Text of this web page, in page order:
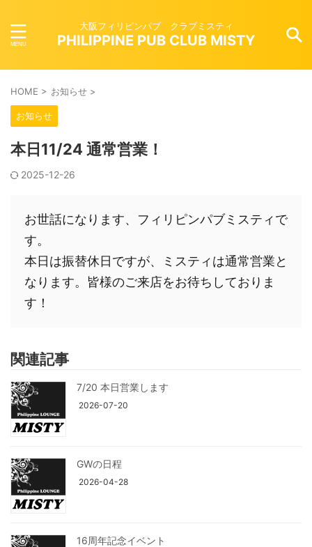
大阪フィリピンパブ クラブミスティ
PHILIPPINE PUB CLUB MISTY
HOME > お知らせ >
お知らせ
本日11/24 通常営業！
2025-12-26
お世話になります、フィリピンパブミスティで
す。
本日は振替休日ですが、ミスティは通常営業と
なります。皆様のご来店をお待ちしておりま
す！
関連記事
7/20 本日営業します
2026-07-20
GWの日程
2026-04-28
16周年記念イベント